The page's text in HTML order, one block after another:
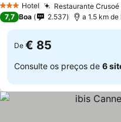
3 EstrelasHotel Restaurante
Ver preços
7,7 Boa 2.537 a 1.5 km
De € 85
Consulte os preços de 6